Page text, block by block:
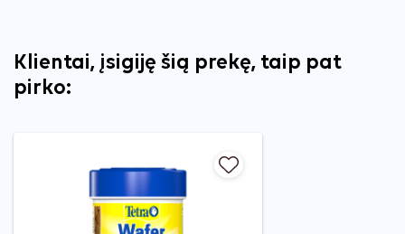
Klientai, įsigiję šią prekę, taip pat
pirko: